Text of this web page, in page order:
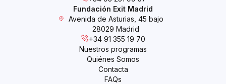
Fundación Exit Madrid
Avenida de Asturias, 45 bajo
28029 Madrid
+34 91 355 19 70
Nuestros programas
Quiénes Somos
Contacta
FAQs